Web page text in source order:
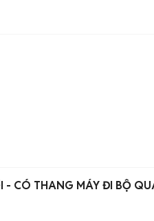
- CÓ THANG MÁY ĐI BỘ